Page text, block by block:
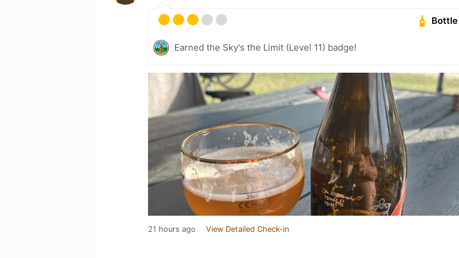
Bottle
Earned the Sky's the Limit (Level 11) badge!
21 hours ago View Detailed Check-in